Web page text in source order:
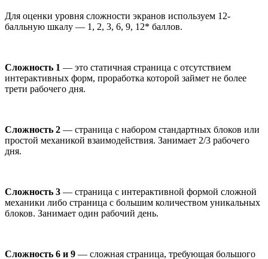
Для оценки уровня сложности экранов используем 12-
балльную шкалу — 1, 2, 3, 6, 9, 12* баллов.
Сложность 1 — это статичная страница с отсутствием
интерактивных форм, проработка которой займет не более
трети рабочего дня.
Сложность 2 — страница с набором стандартных блоков или
простой механикой взаимодействия. Занимает 2/3 рабочего
дня.
Сложность 3 — страница с интерактивной формой сложной
механики либо страница с большим количеством уникальных
блоков. Занимает один рабочий день.
Сложность 6 и 9 — сложная страница, требующая большого